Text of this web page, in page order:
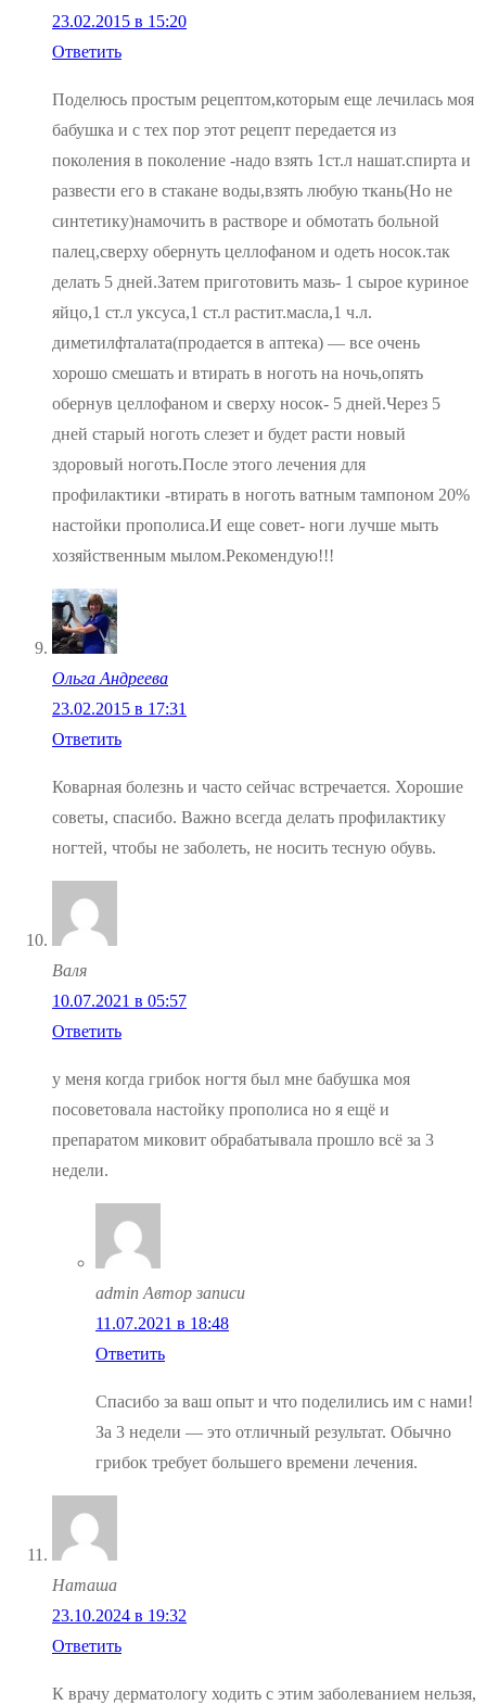
23.02.2015 в 15:20
Ответить
Поделюсь простым рецептом,которым еще лечилась моя
бабушка и с тех пор этот рецепт передается из
поколения в поколение -надо взять 1ст.л нашат.спирта и
развести его в стакане воды,взять любую ткань(Но не
синтетику)намочить в растворе и обмотать больной
палец,сверху обернуть целлофаном и одеть носок.так
делать 5 дней.Затем приготовить мазь- 1 сырое куриное
яйцо,1 ст.л уксуса,1 ст.л растит.масла,1 ч.л.
диметилфталата(продается в аптека) — все очень
хорошо смешать и втирать в ноготь на ночь,опять
обернув целлофаном и сверху носок- 5 дней.Через 5
дней старый ноготь слезет и будет расти новый
здоровый ноготь.После этого лечения для
профилактики -втирать в ноготь ватным тампоном 20%
настойки прополиса.И еще совет- ноги лучше мыть
хозяйственным мылом.Рекомендую!!!
Ольга Андреева
23.02.2015 в 17:31
Ответить
Коварная болезнь и часто сейчас встречается. Хорошие
советы, спасибо. Важно всегда делать профилактику
ногтей, чтобы не заболеть, не носить тесную обувь.
Валя
10.07.2021 в 05:57
Ответить
у меня когда грибок ногтя был мне бабушка моя
посоветовала настойку прополиса но я ещё и
препаратом миковит обрабатывала прошло всё за 3
недели.
admin Автор записи
11.07.2021 в 18:48
Ответить
Спасибо за ваш опыт и что поделились им с нами!
За 3 недели — это отличный результат. Обычно
грибок требует большего времени лечения.
Наташа
23.10.2024 в 19:32
Ответить
К врачу дерматологу ходить с этим заболеванием нельзя,